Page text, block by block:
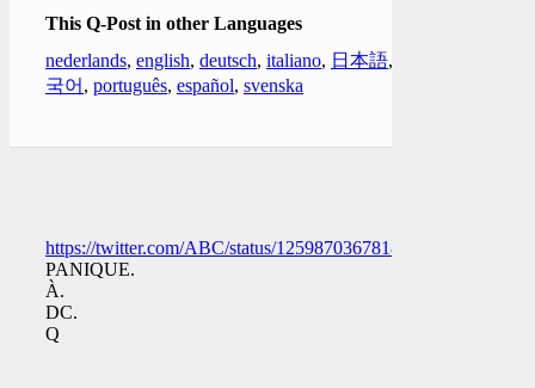
This Q-Post in other Languages
nederlands, english, deutsch, italiano, 日本語,
국어 , português, español, svenska
https://twitter.com/ABC/status/1259870367818092547
PANIQUE.
À.
DC.
Q